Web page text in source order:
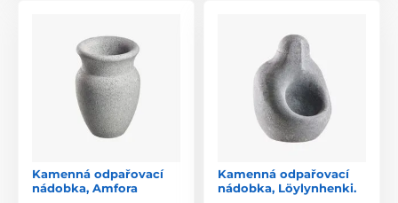
Kamenná odpařovací
nádobka, Amfora
Kamenná odpařovací
nádobka, Löylynhenki.